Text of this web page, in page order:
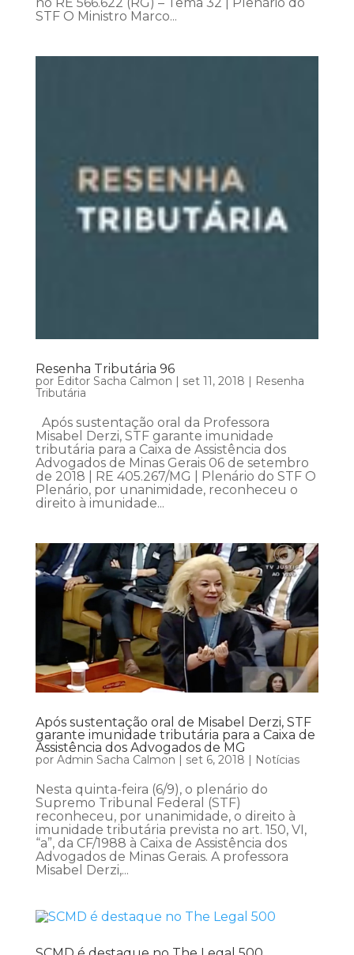
STF O Ministro Marco...
Resenha Tributária 96
por Editor Sacha Calmon set 11, 2018
Resenha
Tributária
Após sustentação oral da Professora
Misabel Derzi, STF garante imunidade
tributária para a Caixa de Assistência dos
Advogados de Minas Gerais 06 de setembro
de 2018 | RE 405.267/MG | Plenário do STF O
Plenário, por unanimidade, reconheceu o
direito à imunidade...
Após sustentação oral de Misabel Derzi, STF
garante imunidade tributária para a Caixa de
Assistência dos Advogados de MG
por Admin Sacha Calmon | set 6, 2018 | Notícias
Nesta quinta-feira (6/9), o plenário do
Supremo Tribunal Federal (STF)
reconheceu, por unanimidade, o direito à
imunidade tributária prevista no art. 150, VI,
“a”, da CF/1988 à Caixa de Assistência dos
Advogados de Minas Gerais. A professora
Misabel Derzi,...